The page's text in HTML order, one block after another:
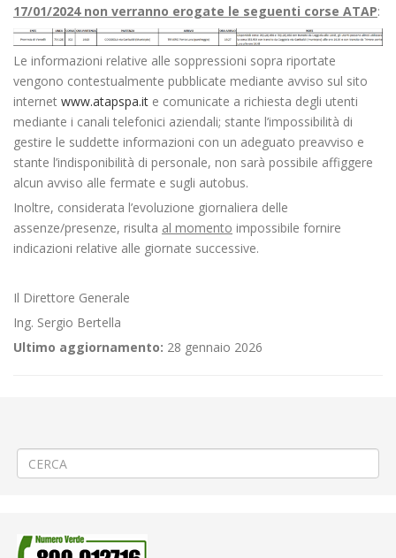
17/01/2024 non verranno erogate le seguenti corse ATAP:
Le informazioni relative alle soppressioni sopra riportate
vengono contestualmente pubblicate mediante avviso sul sito
internet www.atapspa.it e comunicate a richiesta degli utenti
mediante i canali telefonici aziendali; stante l’impossibilità di
gestire le suddette informazioni con un adeguato preavviso e
stante l’indisponibilità di personale, non sarà possibile affiggere
alcun avviso alle fermate e sugli autobus.
Inoltre, considerata l’evoluzione giornaliera delle
assenze/presenze, risulta al momento impossibile fornire
indicazioni relative alle giornate successive.
Il Direttore Generale
Ing. Sergio Bertella
Ultimo aggiornamento: 28 gennaio 2026